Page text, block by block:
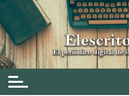
Skip
to
content
Elescritor.es
El periódico digital de los